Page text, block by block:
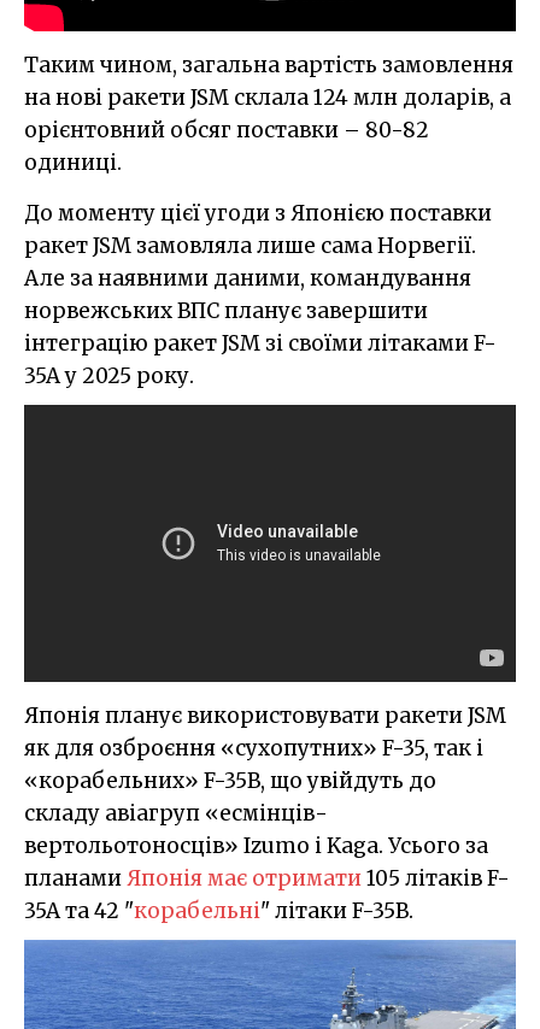
Таким чином, загальна вартість замовлення
на нові ракети JSM склала 124 млн доларів, а
орієнтовний обсяг поставки – 80-82
одиниці.
До моменту цієї угоди з Японією поставки
ракет JSM замовляла лише сама Норвегії.
Але за наявними даними, командування
норвежських ВПС планує завершити
інтеграцію ракет JSM зі своїми літаками F-
35A у 2025 року.
Японія планує використовувати ракети JSM
як для озброєння «сухопутних» F-35, так і
«корабельних» F-35B, що увійдуть до
складу авіагруп «есмінців-
вертольотоносців» Izumo і Kaga. Усього за
планамиЯпонія має отримати105 літаків F-
35A та 42 "корабельні" літаки F-35B.